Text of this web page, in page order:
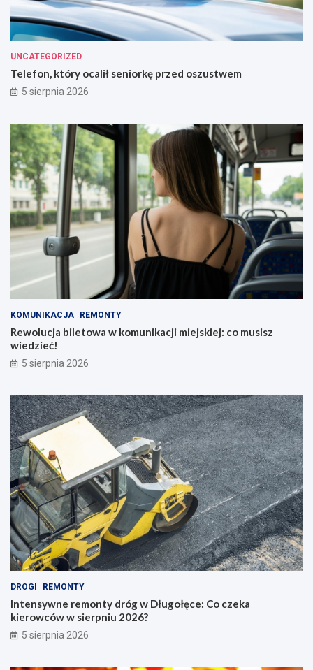
UNCATEGORIZED
Telefon, który ocalił seniorkę przed oszustwem
5 sierpnia 2026
KOMUNIKACJA REMONTY
Rewolucja biletowa w komunikacji miejskiej: co musisz
wiedzieć!
5 sierpnia 2026
DROGI REMONTY
Intensywne remonty dróg w Długołęce: Co czeka
kierowców w sierpniu 2026?
5 sierpnia 2026